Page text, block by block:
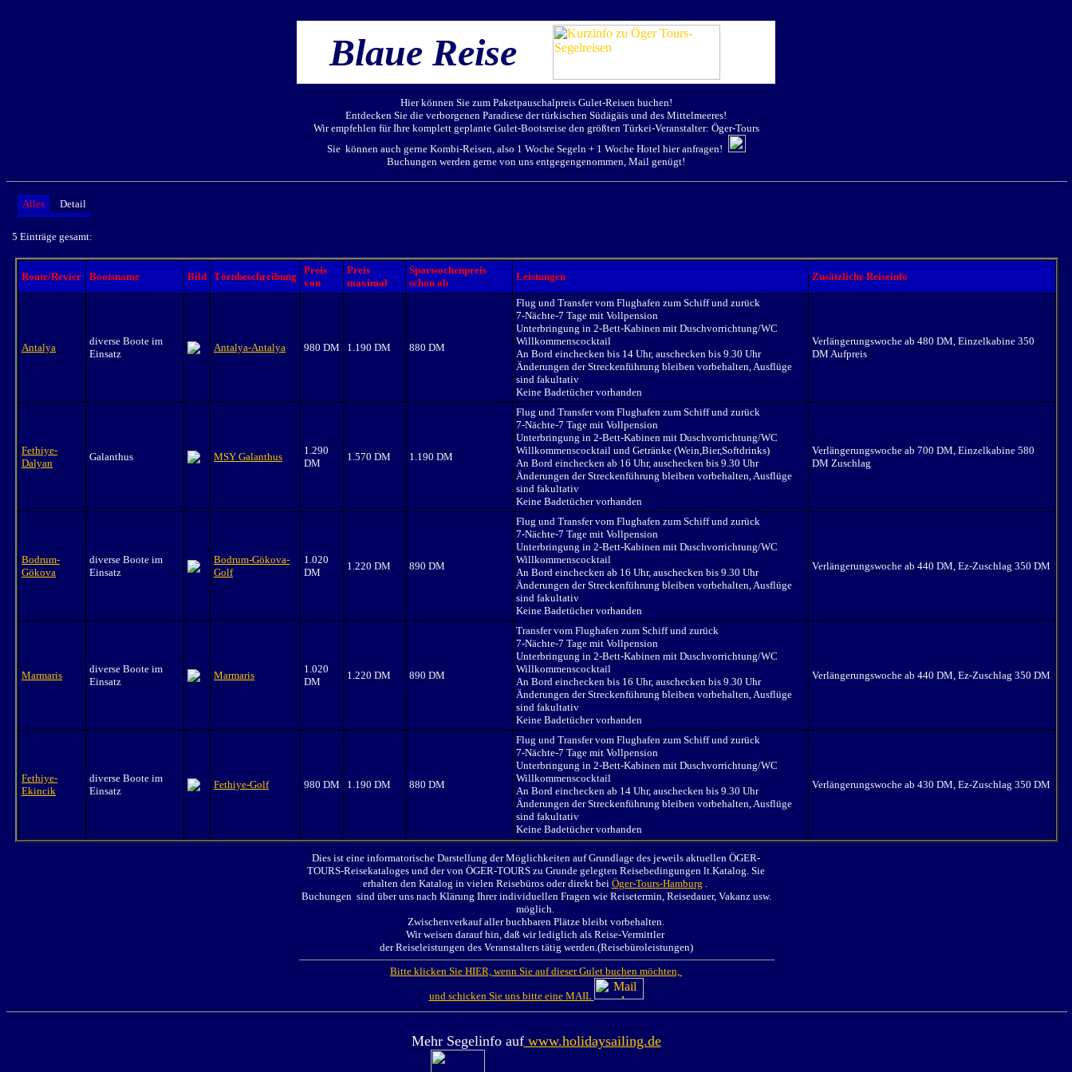
Blaue Reise
Hier können Sie zum Paketpauschalpreis Gulet-Reisen buchen!
Entdecken Sie die verborgenen Paradiese der türkischen Südägäis und des Mittelmeeres!
Wir empfehlen für Ihre komplett geplante Gulet-Bootsreise den größten Türkei-Veranstalter: Öger-Tours
Sie können auch gerne Kombi-Reisen, also 1 Woche Segeln + 1 Woche Hotel hier anfragen!
Buchungen werden gerne von uns entgegengenommen, Mail genügt!
Alles Detail
5 Einträge gesamt:
Route/Revier Bootsname Bild Törnbeschreibung
Preis
von
Preis
maximal
Sparwochenpreis
schon ab
Leistungen Zusätzliche Reiseinfo
Antalya
diverse Boote im
Einsatz
Antalya-Antalya 980 DM 1.190 DM 880 DM
Flug und Transfer vom Flughafen zum Schiff und zurück
7-Nächte-7 Tage mit Vollpension
Unterbringung in 2-Bett-Kabinen mit Duschvorrichtung/WC
Willkommenscocktail
An Bord einchecken bis 14 Uhr, auschecken bis 9.30 Uhr
Änderungen der Streckenführung bleiben vorbehalten, Ausflüge
sind fakultativ
Keine Badetücher vorhanden
Verlängerungswoche ab 480 DM, Einzelkabine 350
DM Aufpreis
Fethiye-
Dalyan
Galanthus MSY Galanthus
1.290
DM
1.570 DM 1.190 DM
Flug und Transfer vom Flughafen zum Schiff und zurück
7-Nächte-7 Tage mit Vollpension
Unterbringung in 2-Bett-Kabinen mit Duschvorrichtung/WC
Willkommenscocktail und Getränke (Wein,Bier,Softdrinks)
An Bord einchecken ab 16 Uhr, auschecken bis 9.30 Uhr
Änderungen der Streckenführung bleiben vorbehalten, Ausflüge
sind fakultativ
Keine Badetücher vorhanden
Verlängerungswoche ab 700 DM, Einzelkabine 580
DM Zuschlag
Bodrum-
Gökova
diverse Boote im
Einsatz
Bodrum-Gökova-
Golf
1.020
DM
1.220 DM 890 DM
Flug und Transfer vom Flughafen zum Schiff und zurück
7-Nächte-7 Tage mit Vollpension
Unterbringung in 2-Bett-Kabinen mit Duschvorrichtung/WC
Willkommenscocktail
An Bord einchecken ab 16 Uhr, auschecken bis 9.30 Uhr
Änderungen der Streckenführung bleiben vorbehalten, Ausflüge
sind fakultativ
Keine Badetücher vorhanden
Verlängerungswoche ab 440 DM, Ez-Zuschlag 350 DM
Marmaris
diverse Boote im
Einsatz
Marmaris
1.020
DM
1.220 DM 890 DM
Transfer vom Flughafen zum Schiff und zurück
7-Nächte-7 Tage mit Vollpension
Unterbringung in 2-Bett-Kabinen mit Duschvorrichtung/WC
Willkommenscocktail
An Bord einchecken bis 16 Uhr, auschecken bis 9.30 Uhr
Änderungen der Streckenführung bleiben vorbehalten, Ausflüge
sind fakultativ
Keine Badetücher vorhanden
Verlängerungswoche ab 440 DM, Ez-Zuschlag 350 DM
Fethiye-
Ekincik
diverse Boote im
Einsatz
Fethiye-Golf 980 DM 1.190 DM 880 DM
Flug und Transfer vom Flughafen zum Schiff und zurück
7-Nächte-7 Tage mit Vollpension
Unterbringung in 2-Bett-Kabinen mit Duschvorrichtung/WC
Willkommenscocktail
An Bord einchecken ab 14 Uhr, auschecken bis 9.30 Uhr
Änderungen der Streckenführung bleiben vorbehalten, Ausflüge
sind fakultativ
Keine Badetücher vorhanden
Verlängerungswoche ab 430 DM, Ez-Zuschlag 350 DM
Dies ist eine informatorische Darstellung der Möglichkeiten auf Grundlage des jeweils aktuellen ÖGER-
TOURS-Reisekataloges und der von ÖGER-TOURS zu Grunde gelegten Reisebedingungen lt.Katalog. Sie
erhalten den Katalog in vielen Reisebüros oder direkt bei Öger-Tours-Hamburg .
Buchungen sind über uns nach Klärung Ihrer individuellen Fragen wie Reisetermin, Reisedauer, Vakanz usw.
möglich.
Zwischenverkauf aller buchbaren Plätze bleibt vorbehalten.
Wir weisen darauf hin, daß wir lediglich als Reise-Vermittler
der Reiseleistungen des Veranstalters tätig werden.(Reisebüroleistungen)
Bitte klicken Sie HIER, wenn Sie auf dieser Gulet buchen möchten,
und schicken Sie uns bitte eine MAIL
Mehr Segelinfo aufwww.holidaysailing.de